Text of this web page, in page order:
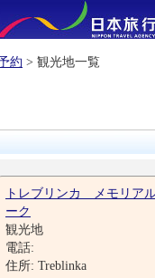
約 > 観光地一覧
トレブリンカ メモリア
ーク
観光地
電話:
住所: Treblinka